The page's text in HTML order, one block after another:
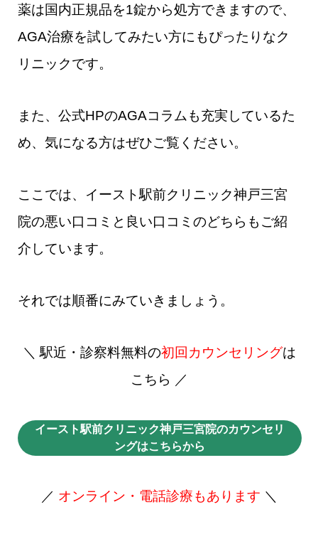
薬は国内正規品を1錠から処方できますので、
AGA治療を試してみたい方にもぴったりなク
リニックです。
また、公式HPのAGAコラムも充実しているた
め、気になる方はぜひご覧ください。
ここでは、イースト駅前クリニック神戸三宮
院の悪い口コミと良い口コミのどちらもご紹
介しています。
それでは順番にみていきましょう。
＼ 駅近・診察料無料の初回カウンセリングは
こちら ／
イースト駅前クリニック神戸三宮院のカウンセリ
ングはこちらから
／ オンライン・電話診療もあります ＼